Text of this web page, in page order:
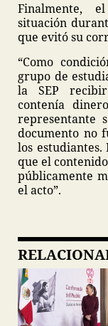
Finalmente,
situación
que evitó su
“Como
grupo de
la SEP
contenía
documento no
los
que el
públicamente
el acto”.